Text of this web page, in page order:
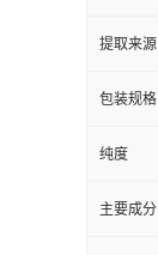
提取来源
包装规格
纯度
主要成分